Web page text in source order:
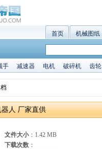
首页 机械图纸
手 减速器 电机 破碎机 齿轮
人 厂家直供
文件大小：1.42 MB
下载次数 ：